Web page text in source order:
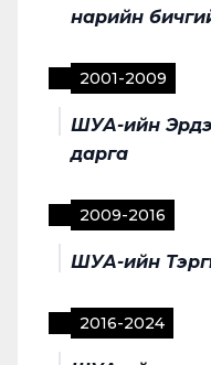
нарийн
2001-2009
ШУА-ийн
дарга
2009-2016
ШУА-ийн
2016-2024